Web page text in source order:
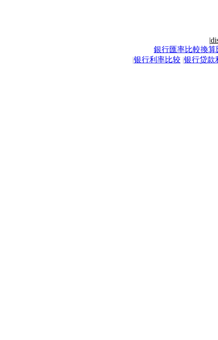
|
銀行匯率比較換算
|银行利率比较 |银行贷款